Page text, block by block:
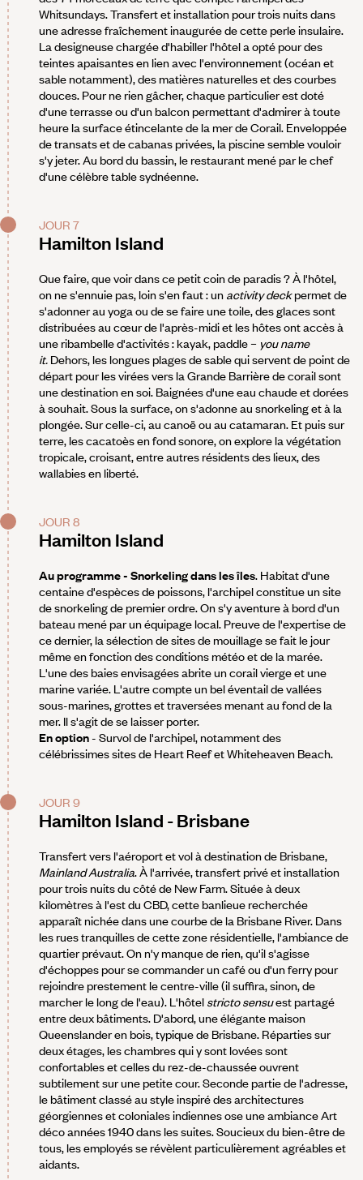
Whitsundays. Transfert et installation pour trois nuits dans
une adresse fraîchement inaugurée de cette perle insulaire.
La designeuse chargée d'habiller l'hôtel a opté pour des
teintes apaisantes en lien avec l'environnement (océan et
sable notamment), des matières naturelles et des courbes
douces. Pour ne rien gâcher, chaque particulier est doté
d'une terrasse ou d'un balcon permettant d'admirer à toute
heure la surface étincelante de la mer de Corail. Enveloppée
de transats et de cabanas privées, la piscine semble vouloir
s'y jeter. Au bord du bassin, le restaurant mené par le chef
d'une célèbre table sydnéenne.
JOUR 7
Hamilton Island
Que faire, que voir dans ce petit coin de paradis ? À l'hôtel,
on ne s'ennuie pas, loin s'en faut : un activity deckpermet de
s'adonner au yoga ou de se faire une toile, des glaces sont
distribuées au cœur de l'après-midi et les hôtes ont accès à
une ribambelle d'activités : kayak, paddle – you name
it. Dehors, les longues plages de sable qui servent de point de
départ pour les virées vers la Grande Barrière de corail sont
une destination en soi. Baignées d'une eau chaude et dorées
à souhait. Sous la surface, on s'adonne au snorkeling et à la
plongée. Sur celle-ci, au canoë ou au catamaran. Et puis sur
terre, les cacatoès en fond sonore, on explore la végétation
tropicale, croisant, entre autres résidents des lieux, des
wallabies en liberté.
JOUR 8
Hamilton Island
Au programme - Snorkeling dans les îles. Habitat d'une
centaine d'espèces de poissons, l'archipel constitue un site
de snorkeling de premier ordre. On s'y aventure à bord d'un
bateau mené par un équipage local. Preuve de l'expertise de
ce dernier, la sélection de sites de mouillage se fait le jour
même en fonction des conditions météo et de la marée.
L'une des baies envisagées abrite un corail vierge et une
marine variée. L'autre compte un bel éventail de vallées
sous-marines, grottes et traversées menant au fond de la
mer. Il s'agit de se laisser porter.
En option- Survol de l'archipel, notamment des
célébrissimes sites de Heart Reef et Whiteheaven Beach.
JOUR 9
Hamilton Island - Brisbane
Transfert vers l'aéroport et vol à destination de Brisbane,
Mainland Australia. À l'arrivée, transfert privé et installation
pour trois nuits du côté de New Farm. Située à deux
kilomètres à l'est du CBD, cette banlieue recherchée
apparaît nichée dans une courbe de la Brisbane River. Dans
les rues tranquilles de cette zone résidentielle, l'ambiance de
quartier prévaut. On n'y manque de rien, qu'il s'agisse
d'échoppes pour se commander un café ou d'un ferry pour
rejoindre prestement le centre-ville (il suffira, sinon, de
marcher le long de l'eau). L'hôtel stricto sensuest partagé
entre deux bâtiments. D'abord, une élégante maison
Queenslander en bois, typique de Brisbane. Réparties sur
deux étages, les chambres qui y sont lovées sont
confortables et celles du rez-de-chaussée ouvrent
subtilement sur une petite cour. Seconde partie de l'adresse,
le bâtiment classé au style inspiré des architectures
géorgiennes et coloniales indiennes ose une ambiance Art
déco années 1940 dans les suites. Soucieux du bien-être de
tous, les employés se révèlent particulièrement agréables et
aidants.